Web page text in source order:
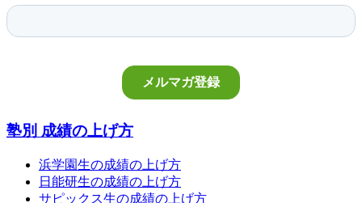
塾別 成績の上げ方
浜学園生の成績の上げ方
日能研生の成績の上げ方
サピックス生の成績の上げ方